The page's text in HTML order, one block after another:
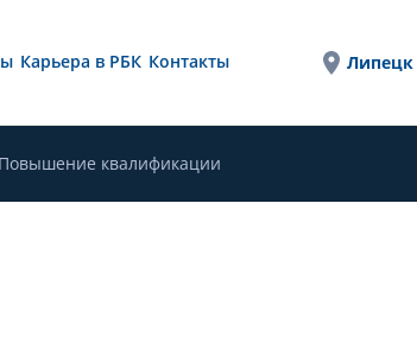
Карьера в РБК Контакты Липецк
Повышение квалификации